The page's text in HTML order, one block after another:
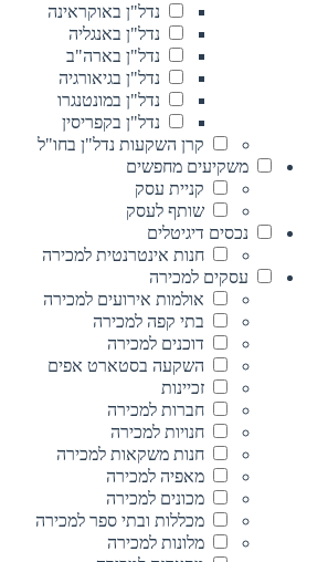
נדל"ן באוקראינה
נדל"ן באנגליה
נדל"ן בארה"ב
נדל"ן בגיאורגיה
נדל"ן במונטנגרו
נדל"ן בקפריסין
קרן השקעות נדל"ן בחו"ל
משקיעים מחפשים
קניית עסק
שותף לעסק
נכסים דיגיטלים
חנות אינטרנטית למכירה
עסקים למכירה
אולמות אירועים למכירה
בתי קפה למכירה
דוכנים למכירה
השקעה בסטארט אפים
זכיינות
חברות למכירה
חנויות למכירה
חנות משקאות למכירה
מאפיה למכירה
מכונים למכירה
מכללות ובתי ספר למכירה
מלונות למכירה